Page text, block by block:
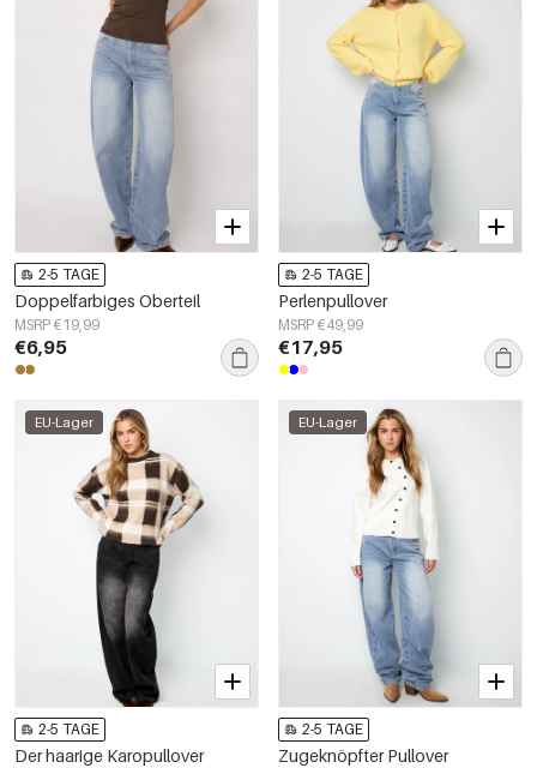
2-5 TAGE
Doppelfarbiges Oberteil
MSRP €19,99
€6,95
2-5 TAGE
Perlenpullover
MSRP €49,99
€17,95
EU-Lager
2-5 TAGE
Der haarige Karopullover
EU-Lager
2-5 TAGE
Zugeknöpfter Pullover